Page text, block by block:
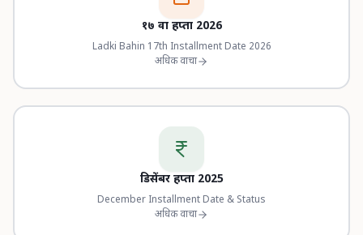
१७ वा हप्ता 2026
Ladki Bahin 17th Installment Date 2026
अधिक वाचा
डिसेंबर हप्ता 2025
December Installment Date & Status
अधिक वाचा